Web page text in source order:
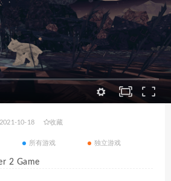
10-18 收藏
所有游戏 独立游戏
2 Game